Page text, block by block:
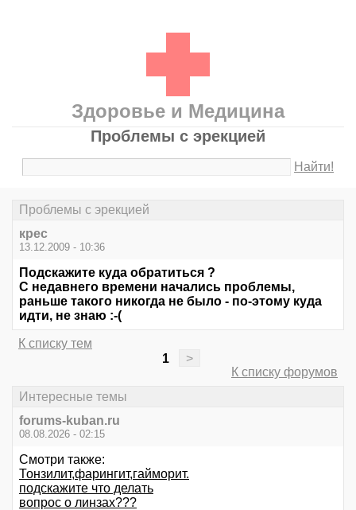
Здоровье и Медицина
Проблемы с эрекцией
Найти!
Проблемы с эрекцией
крес
13.12.2009 - 10:36
Подскажите куда обратиться ?
С недавнего времени начались проблемы,
раньше такого никогда не было - по-этому куда
идти, не знаю :-(
К списку тем
1
>
К списку форумов
Интересные темы
forums-kuban.ru
08.08.2026 - 02:15
Смотри также:
Тонзилит,фарингит,гайморит.
подскажите что делать
вопрос о линзах???